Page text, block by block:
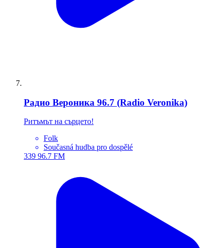
Радио Вероника 96.7 (Radio Veronika)
Ритъмът на сърцето!
Folk
Současná hudba pro dospělé
339 96.7 FM